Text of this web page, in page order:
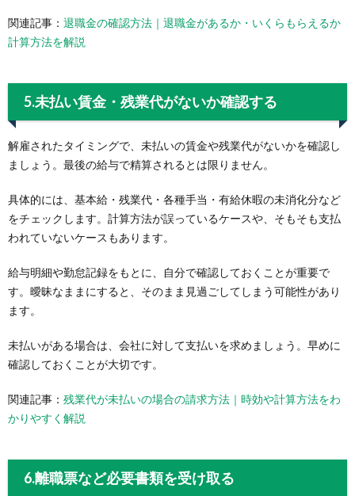
関連記事： 退職金の確認方法｜退職金があるか・いくらもらえるか
計算方法を解説
5.未払い賃金・残業代がないか確認する
解雇されたタイミングで、未払いの賃金や残業代がないかを確認し
ましょう。最後の給与で精算されるとは限りません。
具体的には、基本給・残業代・各種手当・有給休暇の未消化分など
をチェックします。計算方法が誤っているケースや、そもそも支払
われていないケースもあります。
給与明細や勤怠記録をもとに、自分で確認しておくことが重要で
す。曖昧なままにすると、そのまま見過ごしてしまう可能性があり
ます。
未払いがある場合は、会社に対して支払いを求めましょう。早めに
確認しておくことが大切です。
関連記事： 残業代が未払いの場合の請求方法｜時効や計算方法をわ
かりやすく解説
6.離職票など必要書類を受け取る